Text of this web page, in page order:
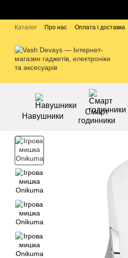
Каталог Про нас Оплата і доставка
Навушники
Смарт
годинники